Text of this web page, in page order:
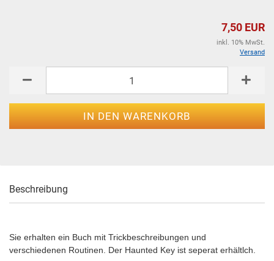
7,50 EUR
inkl. 10% MwSt.
Versand
Beschreibung
Sie erhalten ein Buch mit Trickbeschreibungen und
verschiedenen Routinen. Der Haunted Key ist seperat erhältlch.